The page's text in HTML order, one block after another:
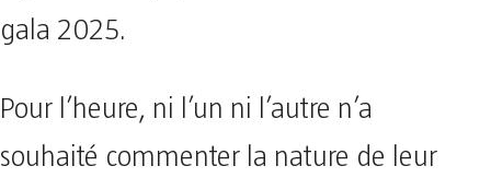
gala 2025.
Pour l’heure, ni l’un ni l’autre n’a
souhaité commenter la nature de leur